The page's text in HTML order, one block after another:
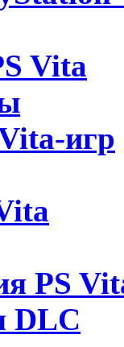
Vita
игр
PS
DLC